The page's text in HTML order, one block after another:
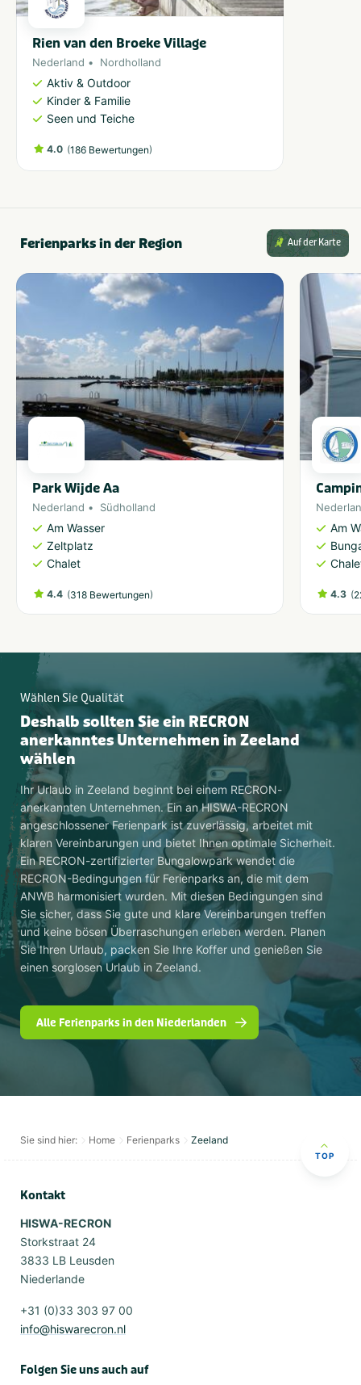
Rien van den Broeke Village
Nederland Nordholland
Aktiv & Outdoor
Kinder & Familie
Seen und Teiche
4.0 (186 Bewertungen)
Ferienparks in der Region Auf der Karte
Park Wijde Aa
Nederland Südholland
Am Wasser
Zeltplatz
Chalet
4.4 (318 Bewertungen)
Am
4.3 (
Wählen Sie Qualität
Deshalb sollten Sie ein RECRON
anerkanntes Unternehmen in Zeeland
wählen
Ihr Urlaub in Zeeland beginnt bei einem RECRON-
anerkannten Unternehmen. Ein an HISWA-RECRON
angeschlossener Ferienpark ist zuverlässig, arbeitet mit
klaren Vereinbarungen und bietet Ihnen optimale Sicherheit.
Ein RECRON-zertifizierter Bungalowpark wendet die
RECRON-Bedingungen für Ferienparks an, die mit dem
ANWB harmonisiert wurden. Mit diesen Bedingungen sind
Sie sicher, dass Sie gute und klare Vereinbarungen treffen
und keine bösen Überraschungen erleben werden. Planen
Sie Ihren Urlaub, packen Sie Ihre Koffer und genießen Sie
einen sorglosen Urlaub in Zeeland.
Alle Ferienparks in den Niederlanden
Sie sind hier: Home Ferienparks Zeeland
TOP
Kontakt
HISWA-RECRON
Storkstraat 24
3833 LB Leusden
Niederlande
+31 (0)33 303 97 00
info@hiswarecron.nl
Folgen Sie uns auch auf